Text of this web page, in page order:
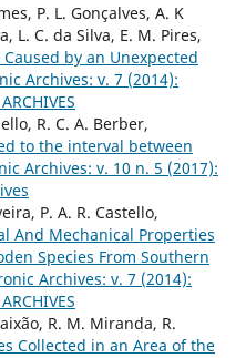
P. L. Gonçalves, A. K
L. C. da Silva, E. M. Pires,
by an Unexpected
Archives: v. 7 (2014):
R. C. A. Berber,
to the interval between
Archives: v. 10 n. 5 (2017):
P. A. R. Castello,
And Mechanical Properties
Species From Southern
Archives: v. 7 (2014):
R. M. Miranda, R.
Collected in an Area of the